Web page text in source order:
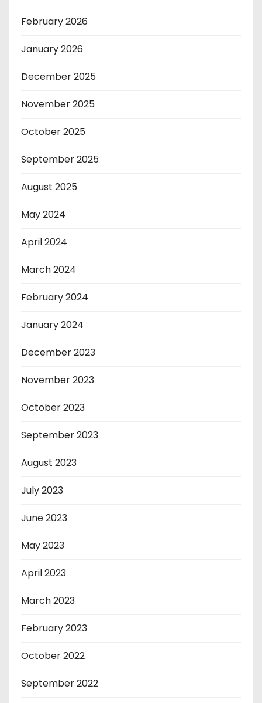
February 2026
January 2026
December 2025
November 2025
October 2025
September 2025
August 2025
May 2024
April 2024
March 2024
February 2024
January 2024
December 2023
November 2023
October 2023
September 2023
August 2023
July 2023
June 2023
May 2023
April 2023
March 2023
February 2023
October 2022
September 2022